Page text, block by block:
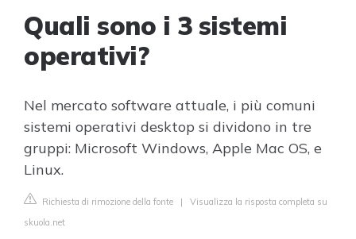
Quali sono i 3 sistemi
operativi?
Nel mercato software attuale, i più comuni
sistemi operativi desktop si dividono in tre
gruppi: Microsoft Windows, Apple Mac OS, e
Linux.
Richiesta di rimozione della fonte | Visualizza la risposta completa su
skuola.net